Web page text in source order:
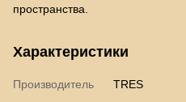
пространства.
Характеристики
Производитель
TRES